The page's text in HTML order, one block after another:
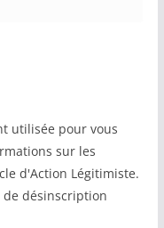
utilisée pour vous
sur les
d'Action Légitimiste.
désinscription